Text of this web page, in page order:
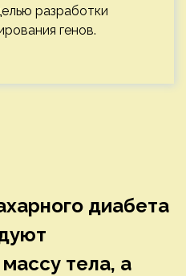
разработки
генов.
диабета
тела, а